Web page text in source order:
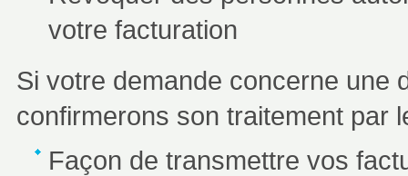
votre facturation
Si votre demande concerne une
confirmerons son traitement par
Façon de transmettre vos